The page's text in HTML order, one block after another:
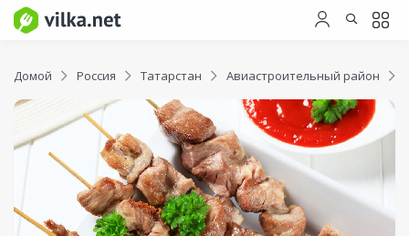
Домой Россия Татарстан Авиастроительный район